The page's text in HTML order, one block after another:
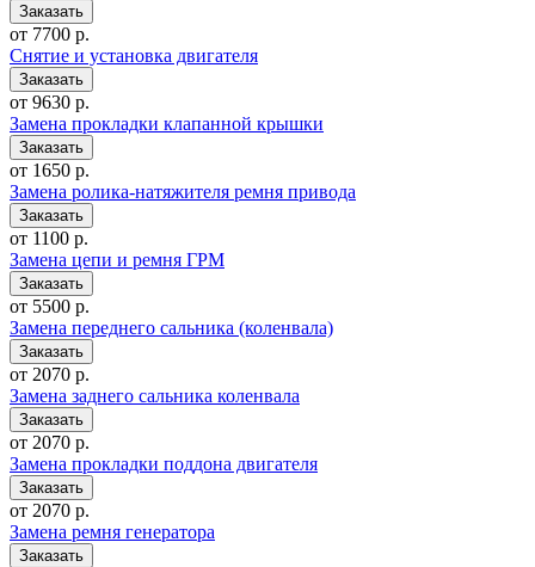
от 7700 р.
Снятие и установка двигателя
от 9630 р.
Замена прокладки клапанной крышки
от 1650 р.
Замена ролика-натяжителя ремня привода
от 1100 р.
Замена цепи и ремня ГРМ
от 5500 р.
Замена переднего сальника (коленвала)
от 2070 р.
Замена заднего сальника коленвала
от 2070 р.
Замена прокладки поддона двигателя
от 2070 р.
Замена ремня генератора